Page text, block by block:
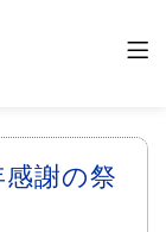
感謝の祭